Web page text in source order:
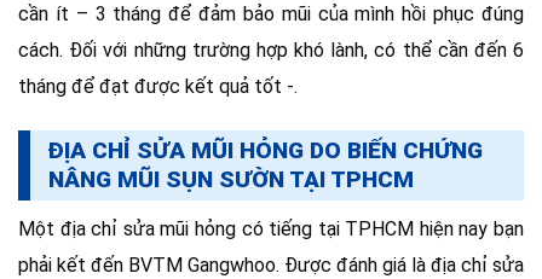
cần ít – 3 tháng để đảm bảo mũi của mình hồi phục đúng
cách. Đối với những trường hợp khó lành, có thể cần đến 6
tháng để đạt được kết quả tốt -.
ĐỊA CHỈ SỬA MŨI HỎNG DO BIẾN CHỨNG
NÂNG MŨI SỤN SƯỜN TẠI TPHCM
Một địa chỉ sửa mũi hỏng có tiếng tại TPHCM hiện nay bạn
phải kết đến BVTM Gangwhoo. Được đánh giá là địa chỉ sửa